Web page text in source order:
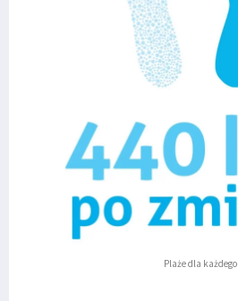
Plaże dla każdego